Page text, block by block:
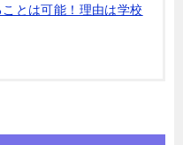
とは可能！理由は学校